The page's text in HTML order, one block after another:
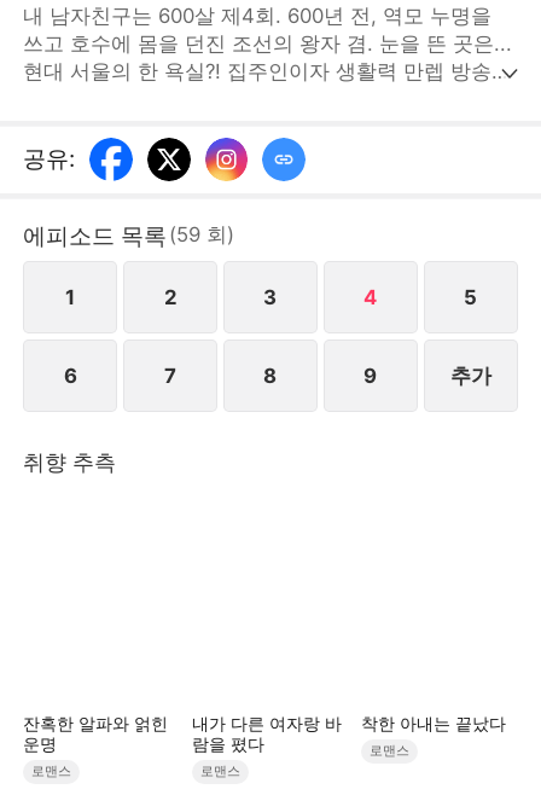
내 남자친구는 600살 제4회. 600년 전, 역모 누명을
쓰고 호수에 몸을 던진 조선의 왕자 겸. 눈을 뜬 곳은...
현대 서울의 한 욕실?! 집주인이자 생활력 만렙 방송국
조건으로 동거를 시작한다. 그렇게 두 사람 사이에 시
간조차 막지 못한 사랑이 시작된다. STORYMATRIX
공유:
에피소드 목록 (59 회 )
1 2 3 4 5
6 7 8 9 추가
취향 추측
잔혹한 알파와 얽힌
운명
로맨스
내가 다른 여자랑 바
람을 폈다
로맨스
착한 아내는 끝났다
로맨스